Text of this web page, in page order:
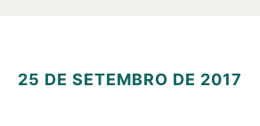
25 DE SETEMBRO DE 2017